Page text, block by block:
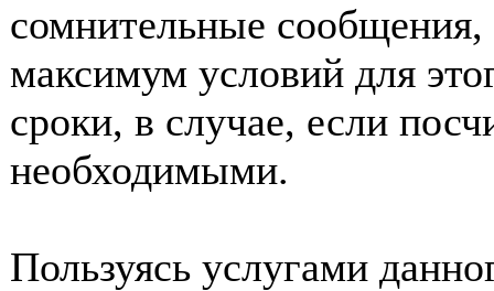
сомнительные
максимум условий для
сроки, в случае, если
необходимыми.
Пользуясь услугами